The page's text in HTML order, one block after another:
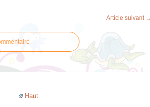
Article suivant →
Haut